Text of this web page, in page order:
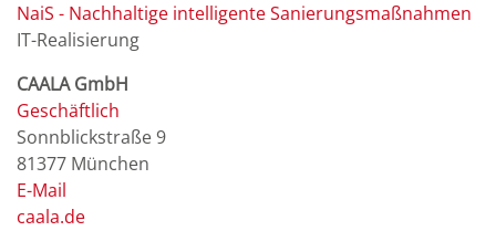
NaiS - Nachhaltige intelligente Sanierungsmaßnahmen
IT-Realisierung
CAALA GmbH
Geschäftlich
Sonnblickstraße 9
81377 München
E-Mail
caala.de